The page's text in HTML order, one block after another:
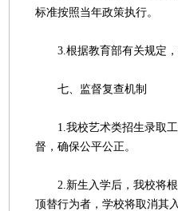
标准按照当年政策执行。
3.根据教育部有关规定，
七、监督复查机制
1.我校艺术类招生录取工
督，确保公平公正。
2.新生入学后，我校将根
顶替行为者，学校将取消其